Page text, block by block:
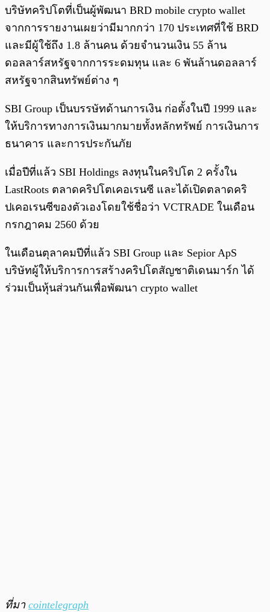
บริษัทคริปโตที่เป็นผู้พัฒนา BRD mobile crypto wallet
จากการรายงานเผยว่ามีมากกว่า 170 ประเทศที่ใช้ BRD
และมีผู้ใช้ถึง 1.8 ล้านคน ด้วยจำนวนเงิน 55 ล้าน
ดอลลาร์สหรัฐจากการระดมทุน และ 6 พันล้านดอลลาร์
สหรัฐจากสินทรัพย์ต่าง ๆ
SBI Group เป็นบรรษัทด้านการเงิน ก่อตั้งในปี 1999 และ
ให้บริการทางการเงินมากมายทั้งหลักทรัพย์ การเงินการ
ธนาคาร และการประกันภัย
เมื่อปีที่แล้ว SBI Holdings ลงทุนในคริปโต 2 ครั้งใน
LastRoots ตลาดคริปโตเคอเรนซี และได้เปิดตลาดคริ
ปเคอเรนซีของตัวเองโดยใช้ชื่อว่า VCTRADE ในเดือน
กรกฎาคม 2560 ด้วย
ในเดือนตุลาคมปีที่แล้ว SBI Group และ Sepior ApS
บริษัทผู้ให้บริการการสร้างคริปโตสัญชาติเดนมาร์ก ได้
ร่วมเป็นหุ้นส่วนกันเพื่อพัฒนา crypto wallet
ที่มา cointelegraph